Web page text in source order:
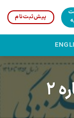
پیش‌ثبت‌نام
2